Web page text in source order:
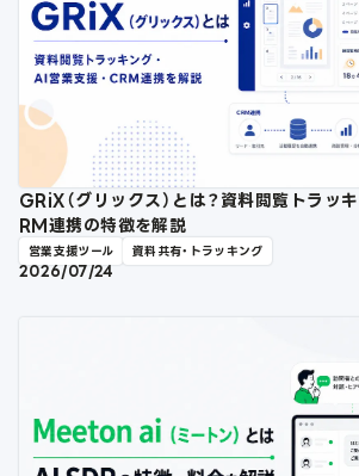
GRiX（グリックス）とは？資料閲覧トラッ
RM連携の特徴を解説
営業支援ツール 資料共有・トラッキング
2026/07/24